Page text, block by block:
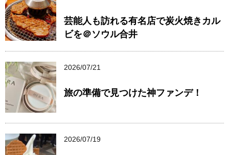
芸能人も訪れる有名店で炭火焼きカル
ビを＠ソウル合井
2026/07/21
旅の準備で見つけた神ファンデ！
2026/07/19